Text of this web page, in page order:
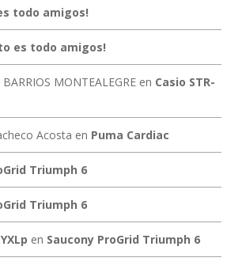
todo amigos!
es todo amigos!
MONTEALEGREen Casio STR-
Acosta en Puma Cardiac
Triumph 6
Triumph 6
en Saucony ProGrid Triumph 6